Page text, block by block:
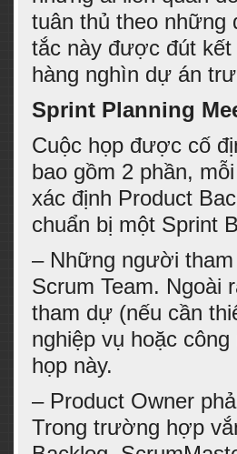
tuân thủ theo những
tắc này được đút
hàng nghìn dự án
Sprint Planning
Cuộc họp được cố
bao gồm 2 phần,
xác định Product
chuẩn bị một Sprint
– Những người
Scrum Team. Ngoài
tham dự (nếu cần
nghiệp vụ hoặc
họp này.
– Product Owner
Trong trường hợp